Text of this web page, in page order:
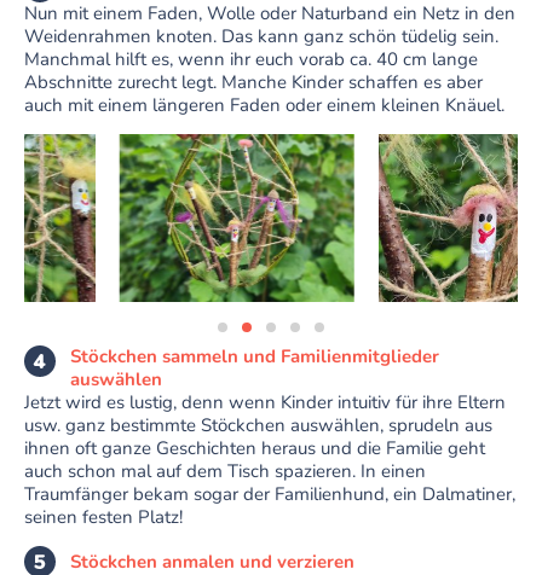
Nun mit einem Faden, Wolle oder Naturband ein Netz in den
Weidenrahmen knoten. Das kann ganz schön tüdelig sein.
Manchmal hilft es, wenn ihr euch vorab ca. 40 cm lange
Abschnitte zurecht legt. Manche Kinder schaffen es aber
auch mit einem längeren Faden oder einem kleinen Knäuel.
Stöckchen sammeln und Familienmitglieder
auswählen
Jetzt wird es lustig, denn wenn Kinder intuitiv für ihre Eltern
usw. ganz bestimmte Stöckchen auswählen, sprudeln aus
ihnen oft ganze Geschichten heraus und die Familie geht
auch schon mal auf dem Tisch spazieren. In einen
Traumfänger bekam sogar der Familienhund, ein Dalmatiner,
seinen festen Platz!
Stöckchen anmalen und verzieren